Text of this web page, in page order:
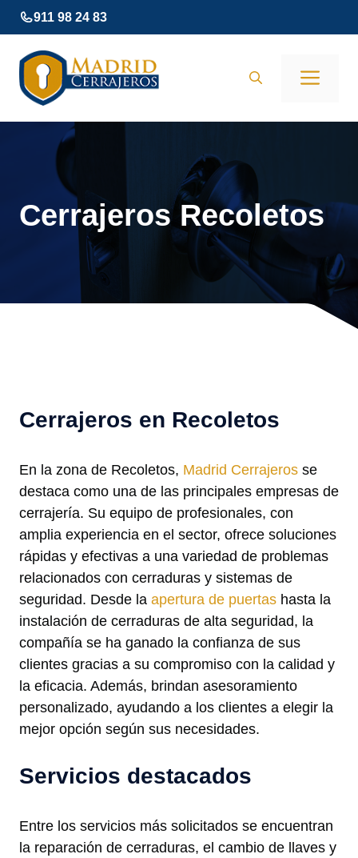
Saltar
al
contenido
911 98 24 83
Cerrajeros Recoletos
Cerrajeros en Recoletos
En la zona de Recoletos, Madrid Cerrajeros se
destaca como una de las principales empresas de
cerrajería. Su equipo de profesionales, con
amplia experiencia en el sector, ofrece soluciones
rápidas y efectivas a una variedad de problemas
relacionados con cerraduras y sistemas de
seguridad. Desde la apertura de puertas hasta la
instalación de cerraduras de alta seguridad, la
compañía se ha ganado la confianza de sus
clientes gracias a su compromiso con la calidad y
la eficacia. Además, brindan asesoramiento
personalizado, ayudando a los clientes a elegir la
mejor opción según sus necesidades.
Servicios destacados
Entre los servicios más solicitados se encuentran
la reparación de cerraduras, el cambio de llaves y